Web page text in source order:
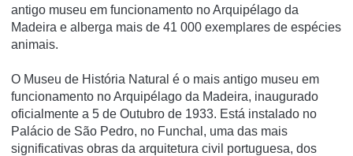
antigo museu em funcionamento no Arquipélago da
Madeira e alberga mais de 41 000 exemplares de espécies
animais.
O Museu de História Natural é o mais antigo museu em
funcionamento no Arquipélago da Madeira, inaugurado
oficialmente a 5 de Outubro de 1933. Está instalado no
Palácio de São Pedro, no Funchal, uma das mais
significativas obras da arquitetura civil portuguesa, dos